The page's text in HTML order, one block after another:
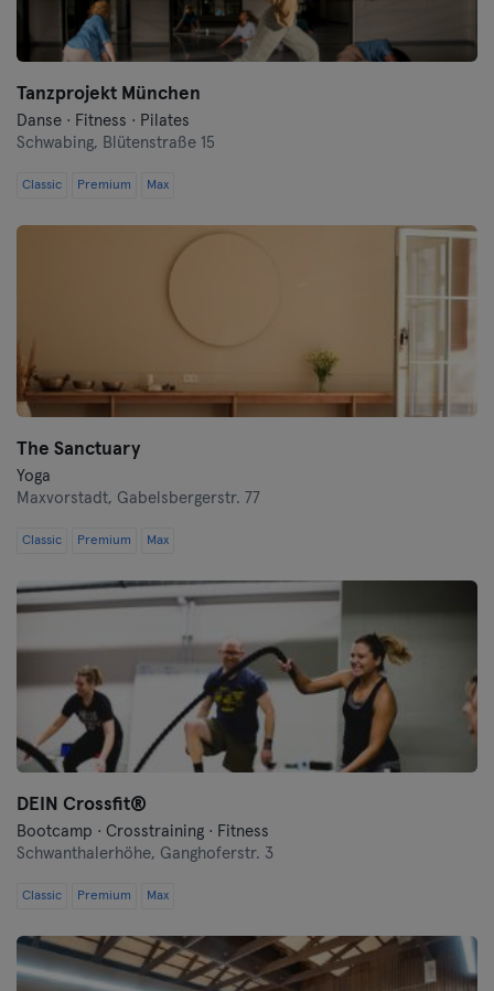
Tanzprojekt München
Danse · Fitness · Pilates
Schwabing, Blütenstraße 15
Classic Premium Max
The Sanctuary
Yoga
Maxvorstadt, Gabelsbergerstr. 77
Classic Premium Max
DEIN Crossfit®
Bootcamp · Crosstraining · Fitness
Schwanthalerhöhe, Ganghoferstr. 3
Classic Premium Max